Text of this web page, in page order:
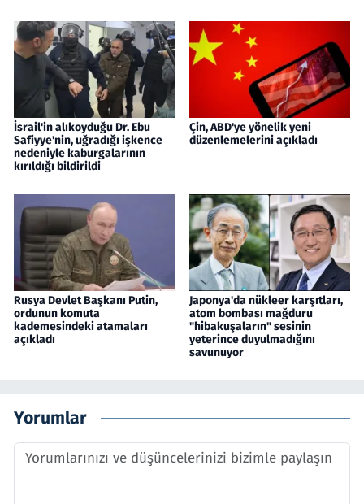
İsrail'in alıkoyduğu Dr. Ebu
Safiyye'nin, uğradığı işkence
nedeniyle kaburgalarının
kırıldığı bildirildi
Çin, ABD'ye yönelik yeni
düzenlemelerini açıkladı
Rusya Devlet Başkanı Putin,
ordunun komuta
kademesindeki atamaları
açıkladı
Japonya'da nükleer karşıtları,
atom bombası mağduru
"hibakuşaların" sesinin
yeterince duyulmadığını
savunuyor
Yorumlar